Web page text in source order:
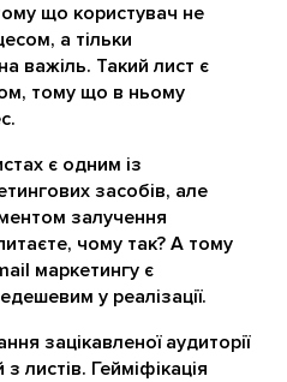
що користувач не
а тільки
важіль. Такий лист є
тому що в ньому
є одним із
засобів, але
залучення
чому так? А тому
маркетингу є
у реалізації.
зацікавленої аудиторії
листів. Гейміфікація